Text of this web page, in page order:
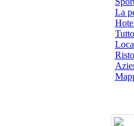
La